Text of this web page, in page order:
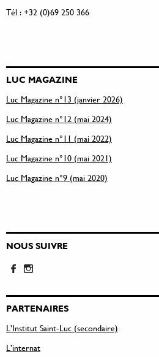
Tél : +32 (0)69 250 366
LUC MAGAZINE
Luc Magazine n°13 (janvier 2026)
Luc Magazine n°12 (mai 2024)
Luc Magazine n°11 (mai 2022)
Luc Magazine n°10 (mai 2021)
Luc Magazine n°9 (mai 2020)
NOUS SUIVRE
PARTENAIRES
L’Institut Saint-Luc (secondaire)
L’internat